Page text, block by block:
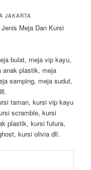
JAKARTA
Meja Dan Kursi
bulat, meja vip kayu,
anak plastik, meja
samping, meja sudut,
taman, kursi vip kayu
scramble, kursi
plastik, kursi futura,
kursi olivia dll.